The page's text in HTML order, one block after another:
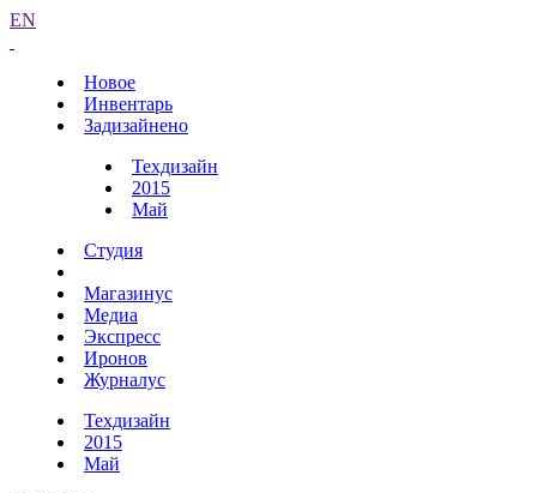
EN
Новое
Инвентарь
Задизайнено
Техдизайн
2015
Май
Студия
Магазинус
Медиа
Экспресс
Иронов
Журналус
Техдизайн
2015
Май